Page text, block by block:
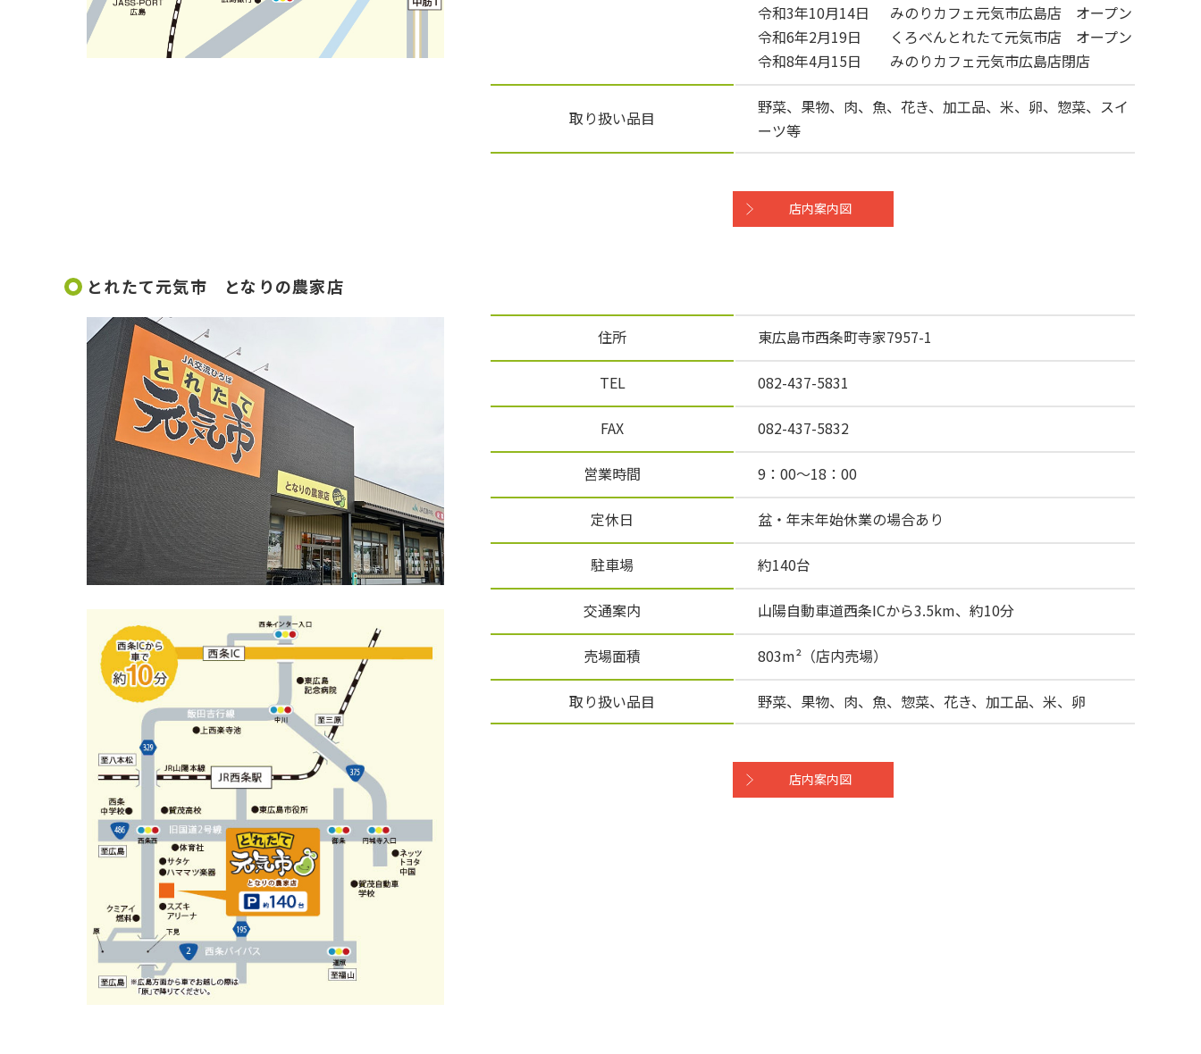
令和3年10月14日
みのりカフェ元気市広島店 オープン
令和6年2月19日
くろべんとれたて元気市店 オープン
令和8年4月15日
みのりカフェ元気市広島店閉店
取り扱い品目
野菜、果物、肉、魚、花き、加工品、米、卵、惣菜、スイ
ーツ等
店内案内図
とれたて元気市 となりの農家店
住所 東広島市西条町寺家7957-1
TEL 082-437-5831
FAX 082-437-5832
営業時間 9：00～18：00
定休日 盆・年末年始休業の場合あり
駐車場 約140台
交通案内 山陽自動車道西条ICから3.5km、約10分
売場面積 803m²（店内売場）
取り扱い品目 野菜、果物、肉、魚、惣菜、花き、加工品、米、卵
店内案内図